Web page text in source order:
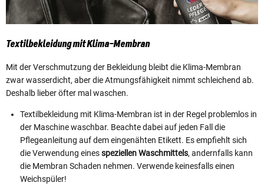
Textilbekleidung mit Klima-Membran
Mit der Verschmutzung der Bekleidung bleibt die Klima-Membran
zwar wasserdicht, aber die Atmungsfähigkeit nimmt schleichend ab.
Deshalb lieber öfter mal waschen.
Textilbekleidung mit Klima-Membran ist in der Regel problemlos in
der Maschine waschbar. Beachte dabei auf jeden Fall die
Pflegeanleitung auf dem eingenähten Etikett. Es empfiehlt sich
die Verwendung einesspeziellen Waschmittels, andernfalls kann
die Membran Schaden nehmen. Verwende keinesfalls einen
Weichspüler!